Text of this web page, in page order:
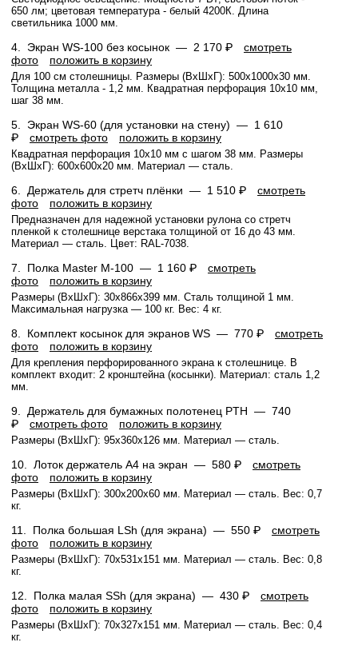
650 лм; цветовая температура - белый 4200К. Длина
светильника 1000 мм.
4. Экран WS-100 без косынок — 2 170 ₽
смотреть
фото
положить в корзину
Для 100 см столешницы. Размеры (ВхШхГ): 500x1000x30 мм.
Толщина металла - 1,2 мм. Квадратная перфорация 10х10 мм,
шаг 38 мм.
5. Экран WS-60 (для установки на стену) — 1 610
₽
смотреть фото положить в корзину
Квадратная перфорация 10х10 мм с шагом 38 мм. Размеры
(ВхШхГ): 600x600x20 мм. Материал — сталь.
6. Держатель для стретч плёнки — 1 510 ₽
смотреть
фото
положить в корзину
Предназначен для надежной установки рулона со стретч
пленкой к столешнице верстака толщиной от 16 до 43 мм.
Материал — сталь. Цвет: RAL-7038.
7. Полка Master M-100 — 1 160 ₽
смотреть
фото
положить в корзину
Размеры (ВхШхГ): 30x866x399 мм. Сталь толщиной 1 мм.
Максимальная нагрузка — 100 кг. Вес: 4 кг.
8. Комплект косынок для экранов WS — 770 ₽
смотреть
фото
положить в корзину
Для крепления перфорированного экрана к столешнице. В
комплект входит: 2 кронштейна (косынки). Материал: сталь 1,2
мм.
9. Держатель для бумажных полотенец PTH — 740
₽
смотреть фото положить в корзину
Размеры (ВхШхГ): 95x360x126 мм. Материал — сталь.
10. Лоток держатель А4 на экран — 580 ₽
смотреть
фото
положить в корзину
Размеры (ВхШхГ): 300x200x60 мм. Материал — сталь. Вес: 0,7
кг.
11. Полка большая LSh (для экрана) — 550 ₽
смотреть
фото
положить в корзину
Размеры (ВхШхГ): 70x531x151 мм. Материал — сталь. Вес: 0,8
кг.
12. Полка малая SSh (для экрана) — 430 ₽
смотреть
фото
положить в корзину
Размеры (ВхШхГ): 70x327x151 мм. Материал — сталь. Вес: 0,4
кг.